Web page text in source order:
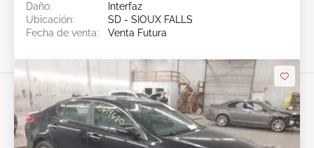
Daño:
Interfaz
Ubicación:
SD - SIOUX FALLS
Fecha de venta:
Venta Futura